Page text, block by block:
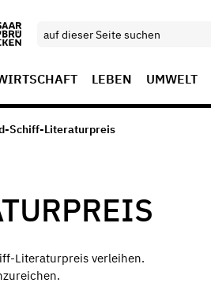
LEBEN UMWELT
Schiff-Literaturpreis
Literaturpreis verleihen.